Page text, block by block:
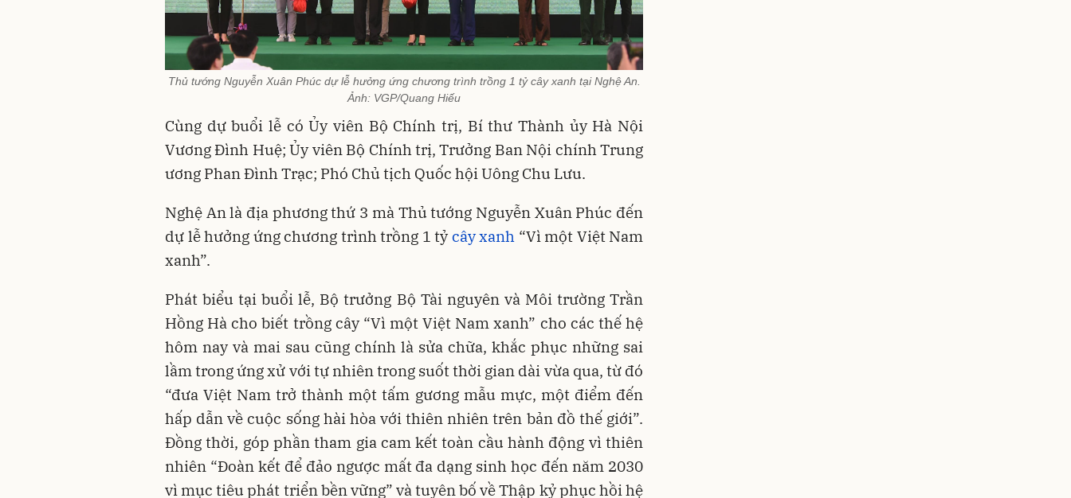
Thủ tướng Nguyễn Xuân Phúc dự lễ hưởng ứng chương trình trồng 1 tỷ cây xanh tại Nghệ An.
Ảnh: VGP/Quang Hiếu
Cùng dự buổi lễ có Ủy viên Bộ Chính trị, Bí thư Thành ủy Hà Nội
Vương Đình Huệ; Ủy viên Bộ Chính trị, Trưởng Ban Nội chính Trung
ương Phan Đình Trạc; Phó Chủ tịch Quốc hội Uông Chu Lưu.
Nghệ An là địa phương thứ 3 mà Thủ tướng Nguyễn Xuân Phúc đến
dự lễ hưởng ứng chương trình trồng 1 tỷcây xanh “Vì một Việt Nam
xanh”.
Phát biểu tại buổi lễ, Bộ trưởng Bộ Tài nguyên và Môi trường Trần
Hồng Hà cho biết trồng cây “Vì một Việt Nam xanh” cho các thế hệ
hôm nay và mai sau cũng chính là sửa chữa, khắc phục những sai
lầm trong ứng xử với tự nhiên trong suốt thời gian dài vừa qua, từ đó
“đưa Việt Nam trở thành một tấm gương mẫu mực, một điểm đến
hấp dẫn về cuộc sống hài hòa với thiên nhiên trên bản đồ thế giới”.
Đồng thời, góp phần tham gia cam kết toàn cầu hành động vì thiên
nhiên “Đoàn kết để đảo ngược mất đa dạng sinh học đến năm 2030
vì mục tiêu phát triển bền vững” và tuyên bố về Thập kỷ phục hồi hệ